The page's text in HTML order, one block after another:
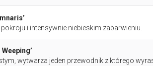
i intensywnie niebieskim zabarwieniu.
wytwarza jeden przewodnik z którego